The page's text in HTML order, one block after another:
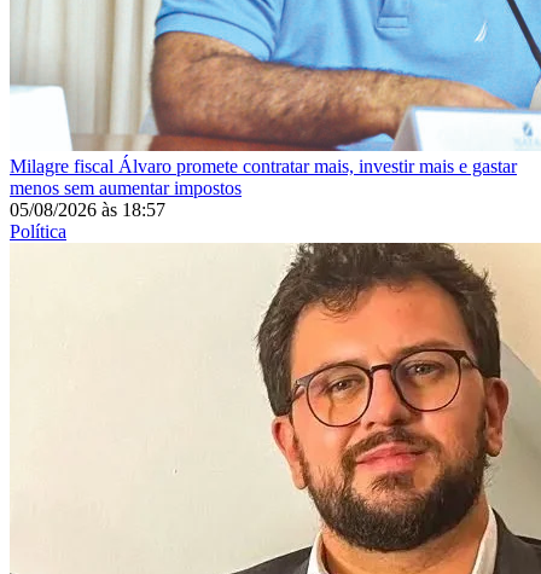
Milagre fiscal Álvaro promete contratar mais, investir mais e gastar
menos sem aumentar impostos
05/08/2026 às 18:57
Política